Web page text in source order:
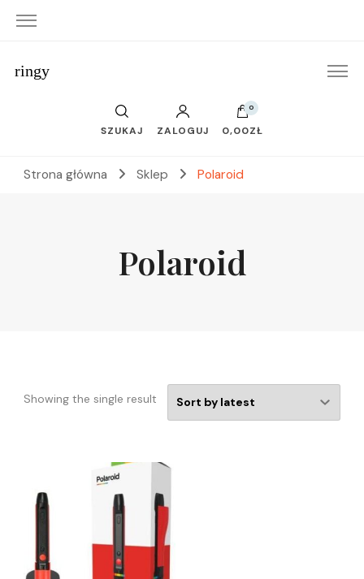
ringy
SZUKAJ ZALOGUJ
0
0,00ZŁ
Strona główna Sklep Polaroid
Polaroid
Showing the single result